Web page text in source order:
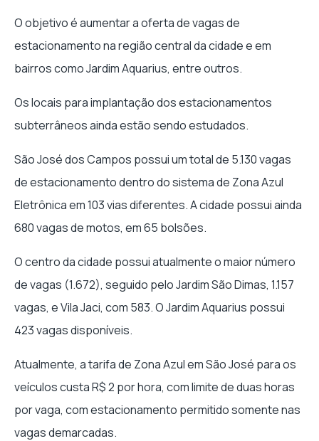
O objetivo é aumentar a oferta de vagas de
estacionamento na região central da cidade e em
bairros como Jardim Aquarius, entre outros.
Os locais para implantação dos estacionamentos
subterrâneos ainda estão sendo estudados.
São José dos Campos possui um total de 5.130 vagas
de estacionamento dentro do sistema de Zona Azul
Eletrônica em 103 vias diferentes. A cidade possui ainda
680 vagas de motos, em 65 bolsões.
O centro da cidade possui atualmente o maior número
de vagas (1.672), seguido pelo Jardim São Dimas, 1.157
vagas, e Vila Jaci, com 583. O Jardim Aquarius possui
423 vagas disponíveis.
Atualmente, a tarifa de Zona Azul em São José para os
veículos custa R$ 2 por hora, com limite de duas horas
por vaga, com estacionamento permitido somente nas
vagas demarcadas.